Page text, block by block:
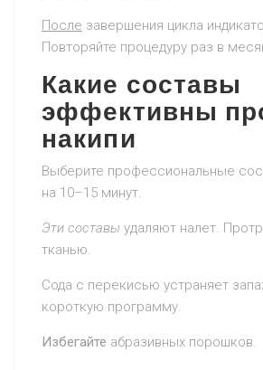
После завершения цикла
Повторяйте процедуру раз в
Какие составы
эффективны
накипи
Выберите профессиональные
на 10–15 минут.
Эти составы удаляют налет.
тканью.
Сода с перекисью устраняет
короткую программу.
Избегайте абразивных порошков.